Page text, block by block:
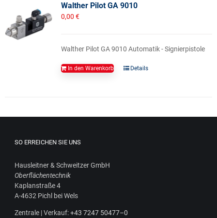
Walther Pilot GA 9010
0,00 €
Walther Pilot GA 9010 Automatik - Signierpistole
In den Warenkorb Details
SO ERREICHEN SIE UNS
Haus­leit­ner & Schweit­zer GmbH
Ober­flä­chen­tech­nik
Kaplan­stra­ße 4
A‑4632 Pichl bei Wels
Zen­tra­le | Ver­kauf:+43 7247 50477–0